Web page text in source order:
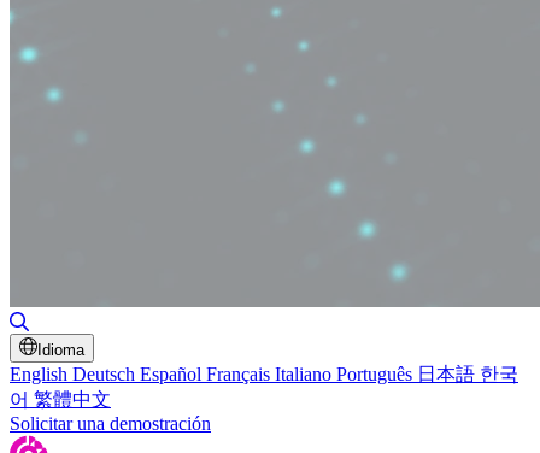
Idioma
English Deutsch Español Français Italiano Português 日本語 한국
어 繁體中文
Solicitar una demostración